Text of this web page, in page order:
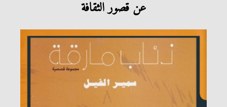
عن قصور الثقافة